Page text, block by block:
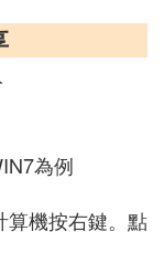
為例
算機按右鍵。點